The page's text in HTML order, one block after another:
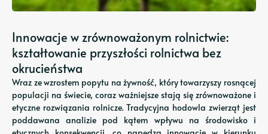
Innowacje w zrównoważonym rolnictwie:
kształtowanie przyszłości rolnictwa bez
okrucieństwa
Wraz ze wzrostem popytu na żywność, który towarzyszy rosnącej
populacji na świecie, coraz ważniejsze stają się zrównoważone i
etyczne rozwiązania rolnicze. Tradycyjna hodowla zwierząt jest
poddawana analizie pod kątem wpływu na środowisko i